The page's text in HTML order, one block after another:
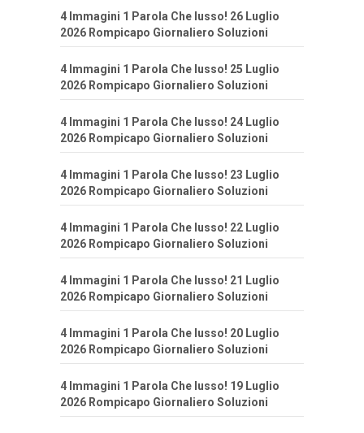
4 Immagini 1 Parola Che lusso! 26 Luglio
2026 Rompicapo Giornaliero Soluzioni
4 Immagini 1 Parola Che lusso! 25 Luglio
2026 Rompicapo Giornaliero Soluzioni
4 Immagini 1 Parola Che lusso! 24 Luglio
2026 Rompicapo Giornaliero Soluzioni
4 Immagini 1 Parola Che lusso! 23 Luglio
2026 Rompicapo Giornaliero Soluzioni
4 Immagini 1 Parola Che lusso! 22 Luglio
2026 Rompicapo Giornaliero Soluzioni
4 Immagini 1 Parola Che lusso! 21 Luglio
2026 Rompicapo Giornaliero Soluzioni
4 Immagini 1 Parola Che lusso! 20 Luglio
2026 Rompicapo Giornaliero Soluzioni
4 Immagini 1 Parola Che lusso! 19 Luglio
2026 Rompicapo Giornaliero Soluzioni